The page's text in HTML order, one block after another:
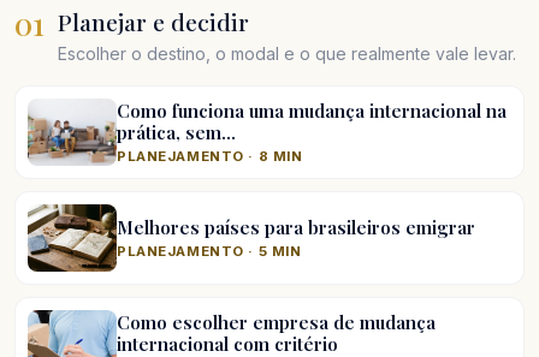
01 Planejar e decidir
Escolher o destino, o modal e o que realmente vale levar.
Como funciona uma mudança internacional na
prática, sem…
PLANEJAMENTO · 8 MIN
Melhores países para brasileiros emigrar
PLANEJAMENTO · 5 MIN
Como escolher empresa de mudança
internacional com critério